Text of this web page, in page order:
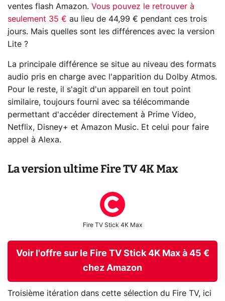
ventes flash Amazon. Vous pouvez le retrouver à
seulement 35 € au lieu de 44,99 € pendant ces trois
jours. Mais quelles sont les différences avec la version
Lite ?
La principale différence se situe au niveau des formats
audio pris en charge avec l'apparition du Dolby Atmos.
Pour le reste, il s'agit d'un appareil en tout point
similaire, toujours fourni avec sa télécommande
permettant d'accéder directement à Prime Video,
Netflix, Disney+ et Amazon Music. Et celui pour faire
appel à Alexa.
La version ultime Fire TV 4K Max
Fire TV Stick 4K Max
Voir l'offre sur le Fire TV Stick 4K Max à 45 €
chez Amazon
Troisième itération dans cette sélection du Fire TV, ici